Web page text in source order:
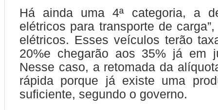
Há ainda uma 4ª categoria, a
elétricos para transporte de
elétricos. Esses veículos terão
20%e chegarão aos 35% já em
Nesse caso, a retomada da
rápida porque já existe uma
suficiente, segundo o governo.